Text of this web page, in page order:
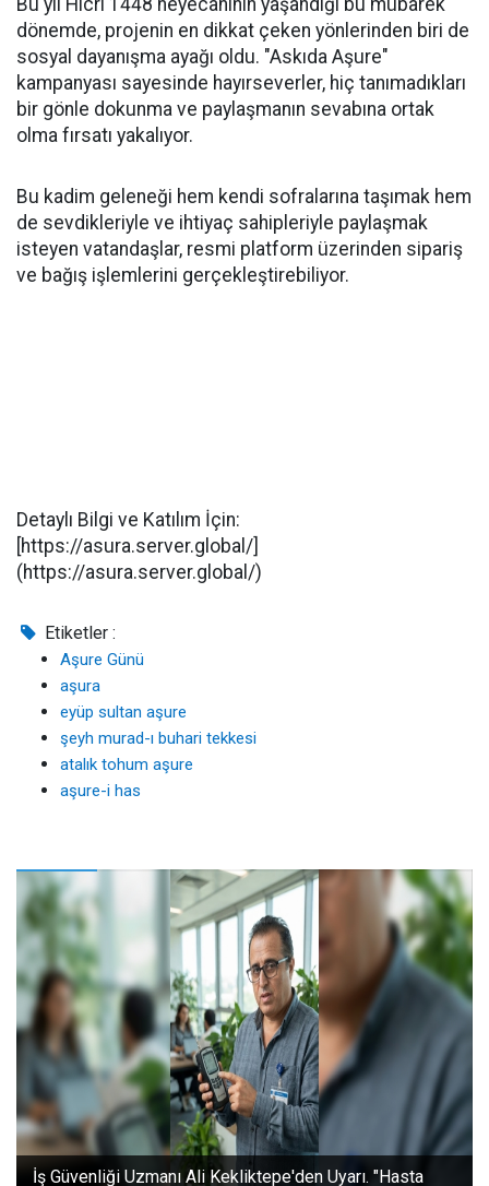
Bu yıl Hicri 1448 heyecanının yaşandığı bu mübarek
dönemde, projenin en dikkat çeken yönlerinden biri de
sosyal dayanışma ayağı oldu. "Askıda Aşure"
kampanyası sayesinde hayırseverler, hiç tanımadıkları
bir gönle dokunma ve paylaşmanın sevabına ortak
olma fırsatı yakalıyor.
Bu kadim geleneği hem kendi sofralarına taşımak hem
de sevdikleriyle ve ihtiyaç sahipleriyle paylaşmak
isteyen vatandaşlar, resmi platform üzerinden sipariş
ve bağış işlemlerini gerçekleştirebiliyor.
Detaylı Bilgi ve Katılım İçin:
[https://asura.server.global/]
(https://asura.server.global/)
Etiketler :
Aşure Günü
aşura
eyüp sultan aşure
şeyh murad-ı buhari tekkesi
atalık tohum aşure
aşure-i has